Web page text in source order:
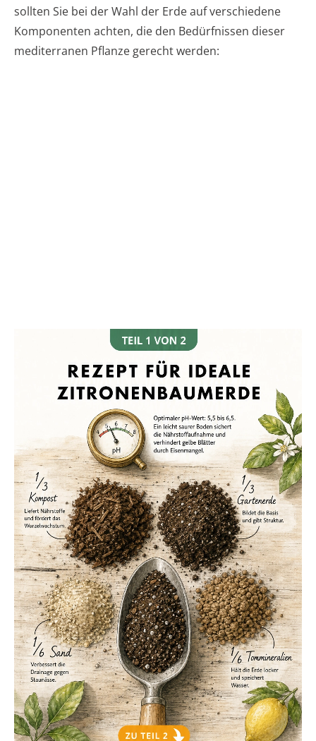
sollten Sie bei der Wahl der Erde auf verschiedene
Komponenten achten, die den Bedürfnissen dieser
mediterranen Pflanze gerecht werden: